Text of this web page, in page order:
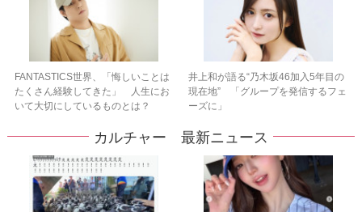
FANTASTICS世界、「悔しいことは
たくさん経験してきた」 人生にお
いて大切にしているものとは？
井上和が語る“乃木坂46加入5年目の
現在地” 「グループを発信するフェ
ーズに」
カルチャー 最新ニュース